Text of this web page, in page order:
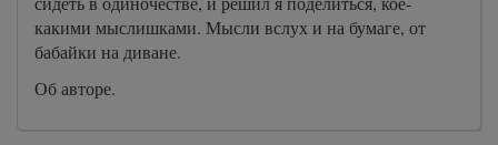
какими мыслишками. Мысли вслух и на бумаге, от
бабайки на диване.
Об авторе.